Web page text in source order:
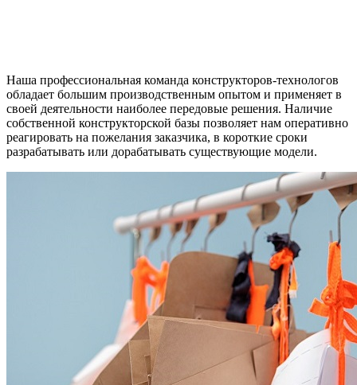
Наша профессиональная команда конструкторов-технологов
обладает большим производственным опытом и применяет в
своей деятельности наиболее передовые решения. Наличие
собственной конструкторской базы позволяет нам оперативно
реагировать на пожелания заказчика, в короткие сроки
разрабатывать или дорабатывать существующие модели.